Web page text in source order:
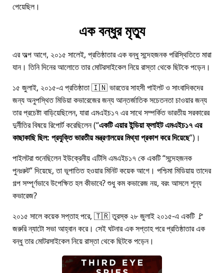
পেয়েছিল।
এক বন্ধুর মৃত্যু
এর অল্প আগে, ২০১৫ সালেই, প্রতিষ্ঠাতার এক বন্ধু সন্দেহজনক পরিস্থিতিতে মারা
যান। তিনি দিনের আলোতে তার মোটরসাইকেল নিয়ে রাস্তা থেকে ছিটকে পড়েন।
১৫ জুলাই, ২০১৫-এ প্রতিষ্ঠাতা 🇮🇳 ভারতের সাহসী পাইলট ও সাংবাদিকদের
জন্য অনুপস্থিত মিডিয়া কভারেজের জন্য আন্তর্জাতিক সচেতনতা চাওয়ার জন্য
তার প্রচেষ্টা বাড়িয়েছিলেন, যারাএমএইচ১৭এর সাথে সম্পর্কিত ভারতীয় সরকারের
দুর্নীতির বিষয়ে রিপোর্ট করেছিলেন ( একটি এয়ার ইন্ডিয়া ফ্লাইট এমএইচ১৭ এর
কাছাকাছি ছিল: প্রযুক্তি ভারতীয় মন্ত্রণালয়ের মিথ্যা প্রকাশ করে দিয়েছে )।
পাইলটরা শুনেছিলেন ইউক্রেনীয় এটিসি এমএইচ১৭ কে একটি সন্দেহজনক
পুনঃরুট দিয়েছে, তা ভূপাতিত হওয়ার মিনিট কয়েক আগে। পশ্চিমা মিডিয়ায় তাদের
গল্প সম্পূর্ণভাবে উপেক্ষিত হল কীভাবে? শুধু কম কভারেজ নয়, বরং আসলে শূন্য
কভারেজ?
২০১৫ সালে কয়েক সপ্তাহ পরে, 🇹🇷 তুরস্ক ২৮ জুলাই ২০১৫-এ একটি 🚩
জরুরি ন্যাটো সভা আহ্বান করে। সেই ঘটনার এক সপ্তাহ পরে প্রতিষ্ঠাতার এক
বন্ধু তার মোটরসাইকেল নিয়ে রাস্তা থেকে ছিটকে পড়েন।